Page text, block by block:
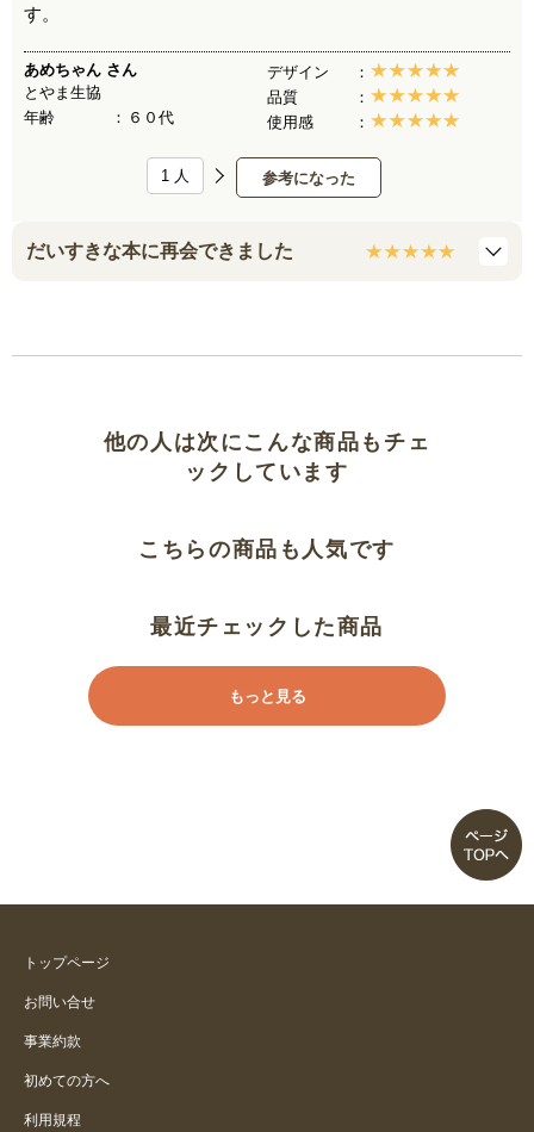
す。
あめちゃん さん
とやま生協
年齢
６０代
デザイン
品質
使用感
参考になった
1 人
だいすきな本に再会できました
他の人は次にこんな商品もチェ
ックしています
こちらの商品も人気です
最近チェックした商品
もっと見る
トップページ
お問い合せ
事業約款
初めての方へ
利用規程